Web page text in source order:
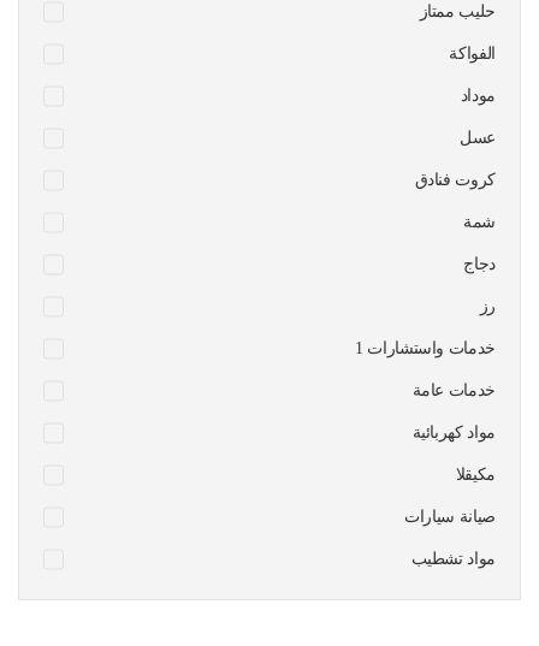
حليب ممتاز
الفواكة
موداد
عسل
كروت فنادق
شمة
دجاج
رز
1 خدمات واستشارات
خدمات عامة
مواد كهربائية
مكيقلا
صيانة سيارات
مواد تشطيب